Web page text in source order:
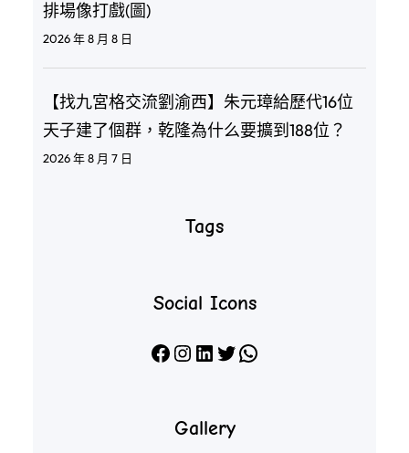
排場像打戲(圖)
2026 年 8 月 8 日
【找九宮格交流劉渝西】朱元璋給歷代16位
天子建了個群，乾隆為什么要擴到188位？
2026 年 8 月 7 日
Tags
Social Icons
Facebook Instagram LinkedIn X WhatsApp
Gallery